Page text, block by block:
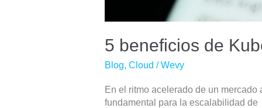
5 beneficios de
Blog, Cloud /Wevy
En el ritmo acelerado de un
fundamental para la escalabilidad de